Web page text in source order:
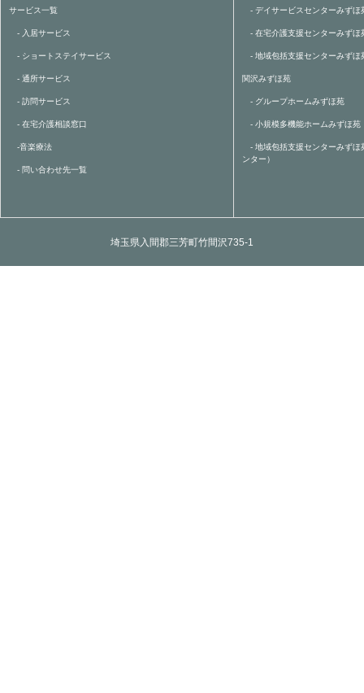
サービス一覧
- 入居サービス
- ショートステイサービス
- 通所サービス
- 訪問サービス
- 在宅介護相談窓口
-音楽療法
- 問い合わせ先一覧
- デイサービスセンターみずほ
- 在宅介護支援センターみずほ
- 地域包括支援センターみずほ
関沢みずほ苑
- グループホームみずほ苑
- 小規模多機能ホームみずほ苑
- 地域包括支援センターみずほ
ンター）
埼玉県入間郡三芳町竹間沢735-1